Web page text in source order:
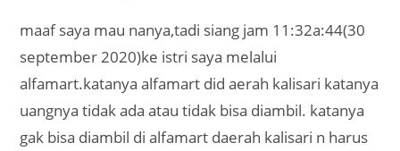
maaf saya mau nanya,tadi siang jam 11:32a:44(30
september 2020)ke istri saya melalui
alfamart.katanya alfamart did aerah kalisari katanya
uangnya tidak ada atau tidak bisa diambil. katanya
gak bisa diambil di alfamart daerah kalisari n harus